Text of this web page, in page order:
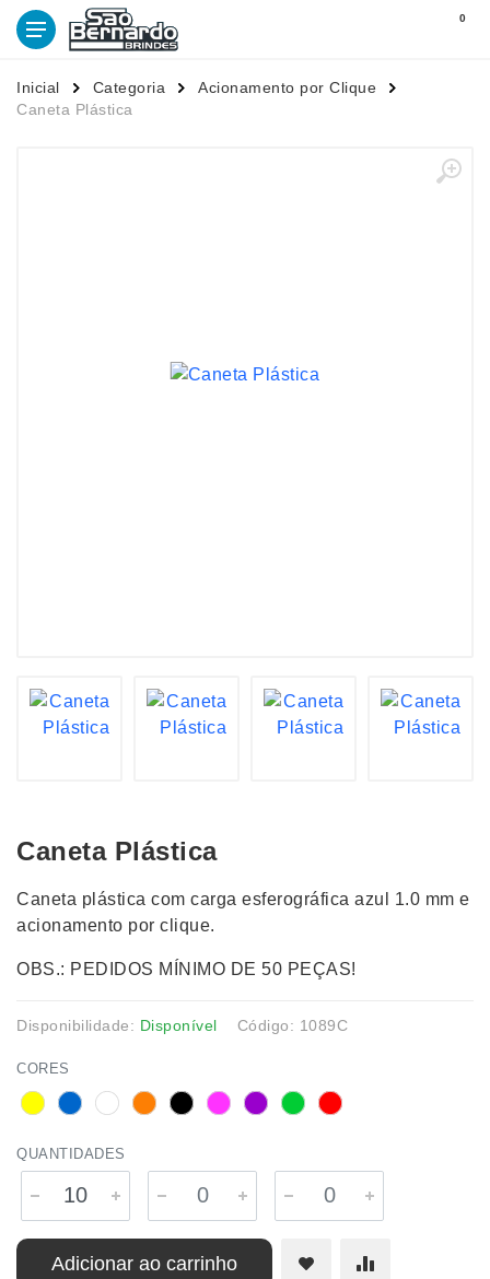
0
Inicial Categoria
Acionamento por Clique
Caneta Plástica
Caneta Plástica
Caneta plástica com carga esferográfica azul 1.0 mm e
acionamento por clique.
OBS.: PEDIDOS MÍNIMO DE 50 PEÇAS!
Disponibilidade: Disponível Código: 1089C
CORES
QUANTIDADES
Adicionar ao carrinho